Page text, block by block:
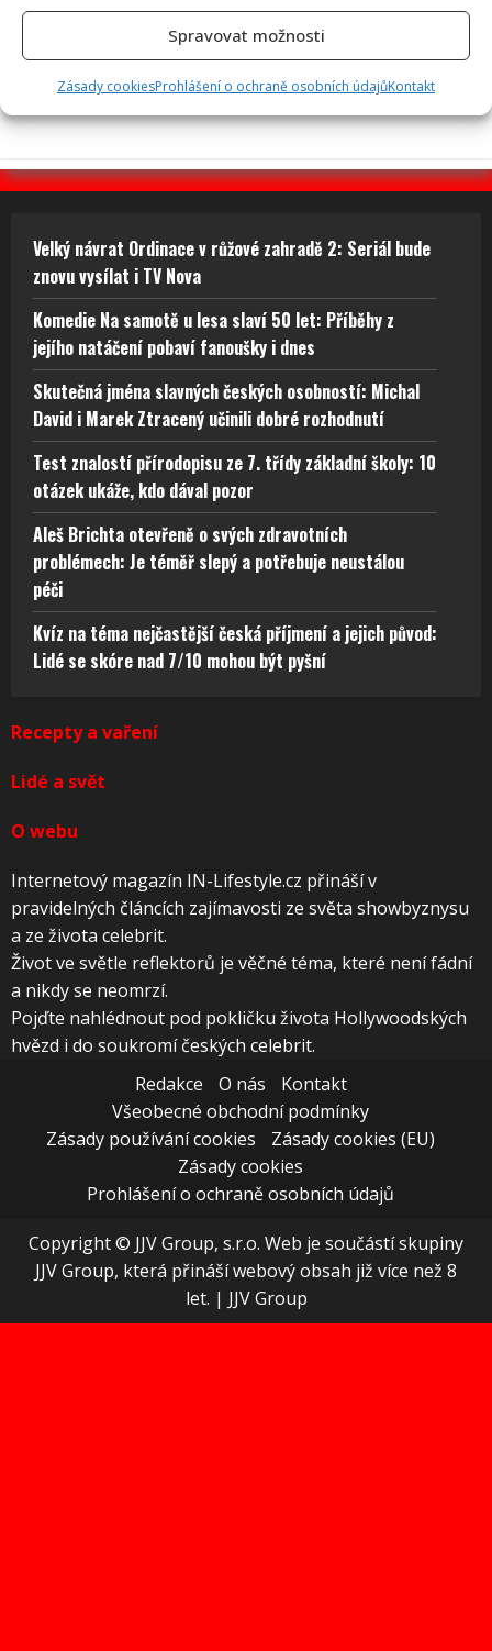
Spravovat možnosti
Zásady cookiesProhlášení o ochraně osobních údajůKontakt
Aleš Brichta otevřeně o svých zdravotních problémech: Je
téměř slepý a potřebuje neustálou péči
Velký návrat Ordinace v růžové zahradě 2: Seriál bude
znovu vysílat i TV Nova
Komedie Na samotě u lesa slaví 50 let: Příběhy z
jejího natáčení pobaví fanoušky i dnes
Skutečná jména slavných českých osobností: Michal
David i Marek Ztracený učinili dobré rozhodnutí
Test znalostí přírodopisu ze 7. třídy základní školy: 10
otázek ukáže, kdo dával pozor
Aleš Brichta otevřeně o svých zdravotních
problémech: Je téměř slepý a potřebuje neustálou
péči
Kvíz na téma nejčastější česká příjmení a jejich původ:
Lidé se skóre nad 7/10 mohou být pyšní
Recepty a vaření
Lidé a svět
O webu
Internetový magazín IN-Lifestyle.cz přináší v
pravidelných článcích zajímavosti ze světa showbyznysu
a ze života celebrit.
Život ve světle reflektorů je věčné téma, které není fádní
a nikdy se neomrzí.
Pojďte nahlédnout pod pokličku života Hollywoodských
hvězd i do soukromí českých celebrit.
Redakce
O nás
Kontakt
Všeobecné obchodní podmínky
Zásady používání cookies
Zásady cookies (EU)
Zásady cookies
Prohlášení o ochraně osobních údajů
Copyright © JJV Group, s.r.o. Web je součástí skupiny
JJV Group, která přináší webový obsah již více než 8
let. | JJV Group